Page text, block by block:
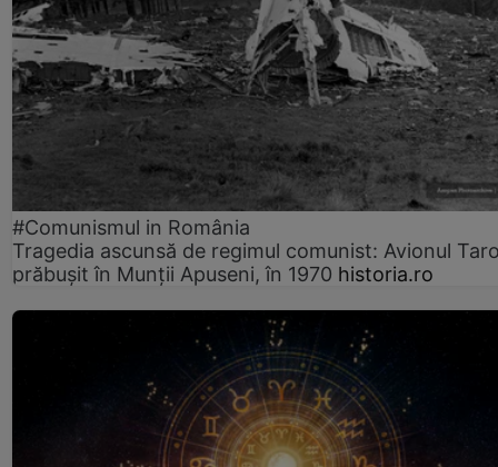
#Comunismul in România
Tragedia ascunsă de regimul comunist: Avionul
prăbușit în Munții Apuseni, în 1970 historia.ro